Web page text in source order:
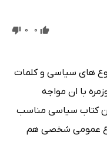
0
0
های سیاسی و کلمات
با ان مواجه
کتاب سیاسی مناسب
عمومی شخصی هم